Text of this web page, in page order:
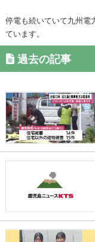
停電も続いていて九州電
ています。
過去の記事